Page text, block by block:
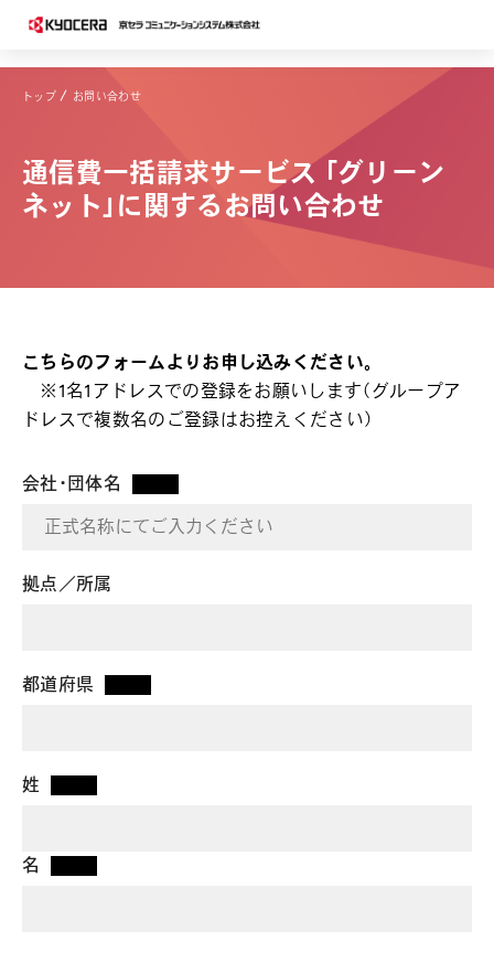
トップ お問い合わせ
通信費一括請求サービス 「グリーン
ネット」に関するお問い合わせ
こちらのフォームよりお申し込みください。
※1名1アドレスでの登録をお願いします（グループア
ドレスで複数名のご登録はお控えください）
会社・団体名
拠点／所属
都道府県
姓
名